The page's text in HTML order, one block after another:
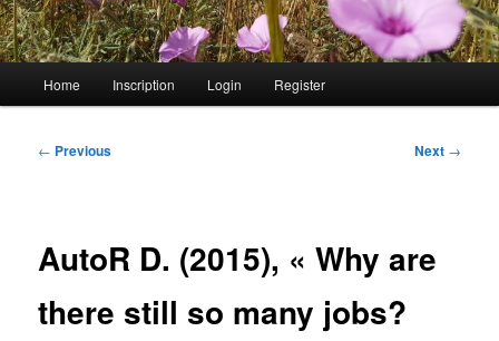
Home Inscription Login Register
Post
← Previous Next →
AutoR D. (2015), « Why are
there still so many jobs?